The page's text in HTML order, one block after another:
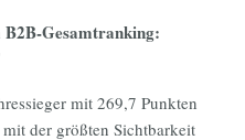
Gesamtranking:
mit 269,7 Punkten
der größten Sichtbarkeit